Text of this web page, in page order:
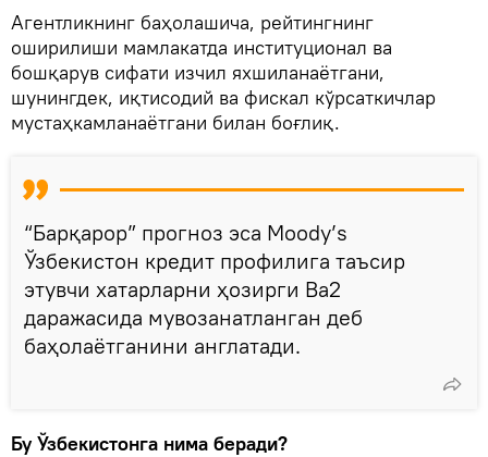
Агентликнинг баҳолашича, рейтингнинг
оширилиши мамлакатда институционал ва
бошқарув сифати изчил яхшиланаётгани,
шунингдек, иқтисодий ва фискал кўрсаткичлар
мустаҳкамланаётгани билан боғлиқ.
“Барқарор” прогноз эса Moody’s
Ўзбекистон кредит профилига таъсир
этувчи хатарларни ҳозирги Ba2
даражасида мувозанатланган деб
баҳолаётганини англатади.
Бу Ўзбекистонга нима беради?